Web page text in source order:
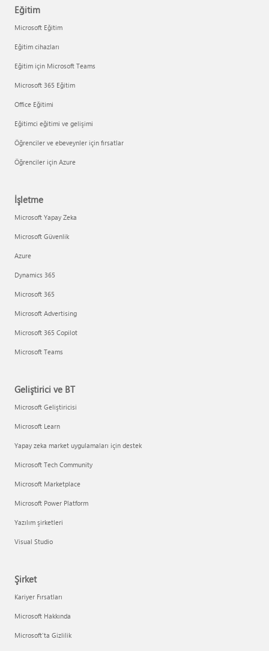
Eğitim
Microsoft Eğitim
Eğitim cihazları
Eğitim için Microsoft Teams
Microsoft 365 Eğitim
Office Eğitimi
Eğitimci eğitimi ve gelişimi
Öğrenciler ve ebeveynler için fırsatlar
Öğrenciler için Azure
İşletme
Microsoft Yapay Zeka
Microsoft Güvenlik
Azure
Dynamics 365
Microsoft 365
Microsoft Advertising
Microsoft 365 Copilot
Microsoft Teams
Geliştirici ve BT
Microsoft Geliştiricisi
Microsoft Learn
Yapay zeka market uygulamaları için destek
Microsoft Tech Community
Microsoft Marketplace
Microsoft Power Platform
Yazılım şirketleri
Visual Studio
Şirket
Kariyer Fırsatları
Microsoft Hakkında
Microsoft'ta Gizlilik